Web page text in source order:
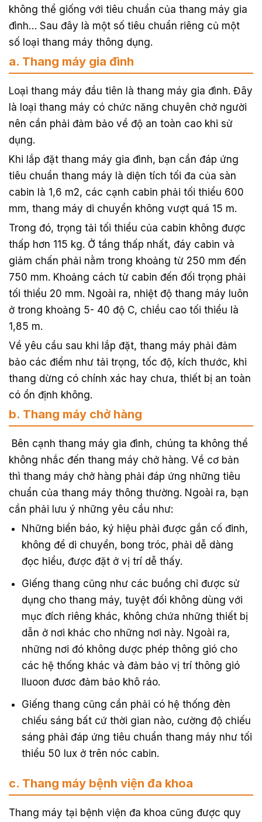
không thể giống với tiêu chuẩn của thang máy gia
đình… Sau đây là một số tiêu chuẩn riêng củ một
số loại thang máy thông dụng.
a. Thang máy gia đình
Loại thang máy đầu tiên là thang máy gia đình. Đây
là loại thang máy có chức năng chuyên chở người
nên cần phải đảm bảo về độ an toàn cao khi sử
dụng.
Khi lắp đặt thang máy gia đình, bạn cần đáp ứng
tiêu chuẩn thang máy là diện tích tối đa của sàn
cabin là 1,6 m2, các cạnh cabin phải tối thiểu 600
mm, thang máy di chuyển không vượt quá 15 m.
Trong đó, trọng tải tối thiểu của cabin không được
thấp hơn 115 kg. Ở tầng thấp nhất, đáy cabin và
giảm chấn phải nằm trong khoảng từ 250 mm đến
750 mm. Khoảng cách từ cabin đến đối trọng phải
tối thiểu 20 mm. Ngoài ra, nhiệt độ thang máy luôn
ở trong khoảng 5- 40 độ C, chiều cao tối thiểu là
1,85 m.
Về yêu cầu sau khi lắp đặt, thang máy phải đảm
bảo các điểm như tải trọng, tốc độ, kích thước, khi
thang dừng có chính xác hay chưa, thiết bị an toàn
có ổn định không.
b. Thang máy chở hàng
Bên cạnh thang máy gia đình, chúng ta không thể
không nhắc đến thang máy chở hàng. Về cơ bản
thì thang máy chở hàng phải đáp ứng những tiêu
chuẩn của thang máy thông thường. Ngoài ra, bạn
cần phải lưu ý những yêu cầu như:
Những biển báo, ký hiệu phải được gắn cố đinh,
không để di chuyển, bong tróc, phải dễ dàng
đọc hiểu, được đặt ở vị trí dễ thấy.
Giếng thang cũng như các buồng chỉ được sử
dụng cho thang máy, tuyệt đối không dùng với
mục đích riêng khác, không chứa những thiết bị
dẫn ở nơi khác cho những nơi này. Ngoài ra,
những nơi đó không dược phép thông gió cho
các hệ thống khác và đảm bảo vị trí thông gió
lluoon đươc đảm bảo khô ráo.
Giếng thang cũng cần phải có hệ thống đèn
chiếu sáng bất cứ thời gian nào, cường độ chiếu
sáng phải đáp ứng tiêu chuẩn thang máy như tối
thiểu 50 lux ở trên nóc cabin.
c. Thang máy bệnh viện đa khoa
Thang máy tại bệnh viện đa khoa cũng được quy